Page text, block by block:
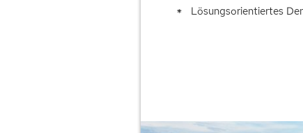
Lösungsorientiertes